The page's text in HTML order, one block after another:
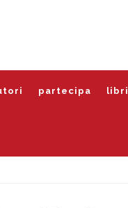
partecipa libri